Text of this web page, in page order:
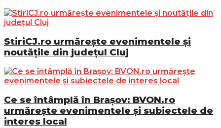
StiriCJ.ro urmărește evenimentele și
noutățile din județul Cluj
Ce se întâmplă în Brașov: BVON.ro
urmărește evenimentele și subiectele de
interes local